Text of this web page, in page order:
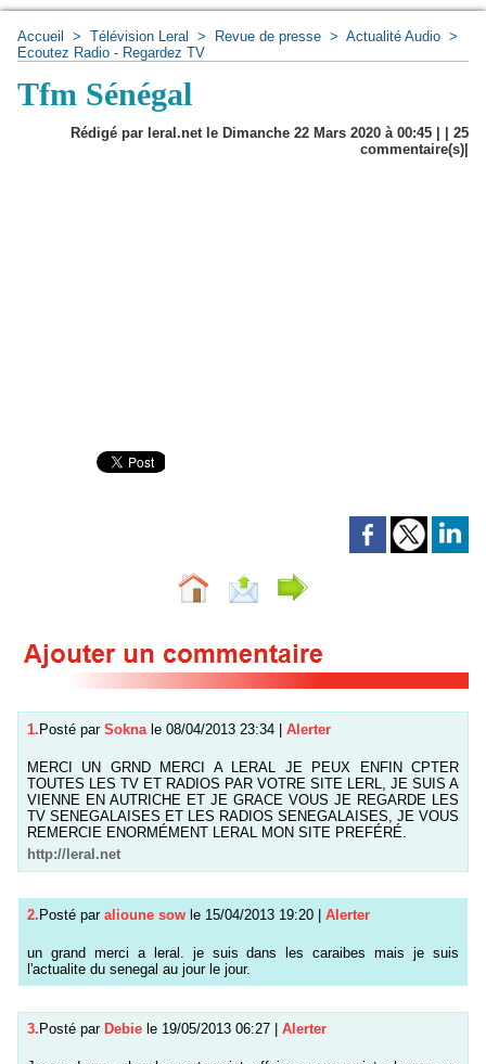
Accueil > Télévision Leral > Revue de presse > Actualité Audio >
Ecoutez Radio - Regardez TV
Tfm Sénégal
Rédigé par leral.net le Dimanche 22 Mars 2020 à 00:45 | | 25
commentaire(s)|
1. Posté par Sokna le 08/04/2013 23:34 Alerter
MERCI UN GRND MERCI A LERAL JE PEUX ENFIN CPTER
TOUTES LES TV ET RADIOS PAR VOTRE SITE LERL, JE SUIS A
VIENNE EN AUTRICHE ET JE GRACE VOUS JE REGARDE LES
TV SENEGALAISES ET LES RADIOS SENEGALAISES, JE VOUS
REMERCIE ENORMÉMENT LERAL MON SITE PREFÉRÉ.
http://leral.net
2.Posté par alioune sow le 15/04/2013 19:20 | Alerter
un grand merci a leral. je suis dans les caraibes mais je suis
l'actualite du senegal au jour le jour.
3. Posté par Debie le 19/05/2013 06:27 Alerter